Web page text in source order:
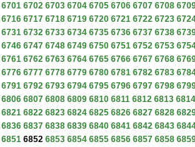
6701 6702 6703 6704 6705 6706 6707 6708
6716 6717 6718 6719 6720 6721 6722 6723
6731 6732 6733 6734 6735 6736 6737 6738
6746 6747 6748 6749 6750 6751 6752 6753
6761 6762 6763 6764 6765 6766 6767 6768
6776 6777 6778 6779 6780 6781 6782 6783
6791 6792 6793 6794 6795 6796 6797 6798
6806 6807 6808 6809 6810 6811 6812 6813 6814
6821 6822 6823 6824 6825 6826 6827 6828
6836 6837 6838 6839 6840 6841 6842 6843
6851 6852 6853 6854 6855 6856 6857 6858